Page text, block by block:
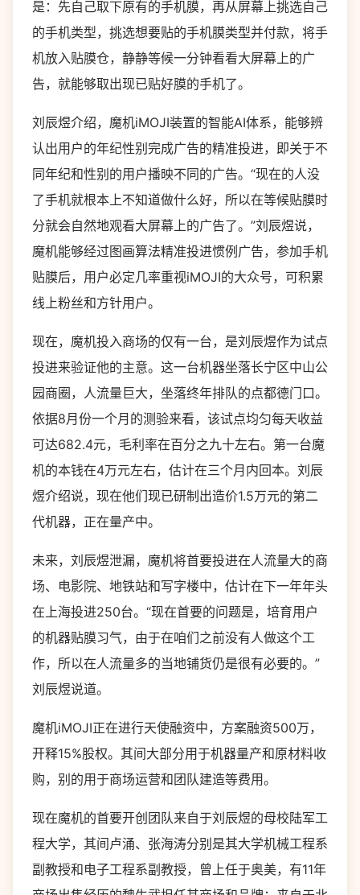
是：先自己取下原有的手机膜，再从屏幕上挑选自己
的手机类型，挑选想要贴的手机膜类型并付款，将手
机放入贴膜仓，静静等候一分钟看看大屏幕上的广
告，就能够取出现已贴好膜的手机了。
刘辰煜介绍，魔机iMOJI装置的智能AI体系，能够辨
认出用户的年纪性别完成广告的精准投进，即关于不
同年纪和性别的用户播映不同的广告。“现在的人没
了手机就根本上不知道做什么好，所以在等候贴膜时
分就会自然地观看大屏幕上的广告了。”刘辰煜说，
魔机能够经过图画算法精准投进惯例广告，参加手机
贴膜后，用户必定几率重视iMOJI的大众号，可积累
线上粉丝和方针用户。
现在，魔机投入商场的仅有一台，是刘辰煜作为试点
投进来验证他的主意。这一台机器坐落长宁区中山公
园商圈，人流量巨大，坐落终年排队的点都德门口。
依据8月份一个月的测验来看，该试点均匀每天收益
可达682.4元，毛利率在百分之九十左右。第一台魔
机的本钱在4万元左右，估计在三个月内回本。刘辰
煜介绍说，现在他们现已研制出造价1.5万元的第二
代机器，正在量产中。
未来，刘辰煜泄漏，魔机将首要投进在人流量大的商
场、电影院、地铁站和写字楼中，估计在下一年年头
在上海投进250台。“现在首要的问题是，培育用户
的机器贴膜习气，由于在咱们之前没有人做这个工
作，所以在人流量多的当地铺货仍是很有必要的。”
刘辰煜说道。
魔机iMOJI正在进行天使融资中，方案融资500万，
开释15%股权。其间大部分用于机器量产和原材料收
购，别的用于商场运营和团队建造等费用。
现在魔机的首要开创团队来自于刘辰煜的母校陆军工
程大学，其间卢涌、张海涛分别是其大学机械工程系
副教授和电子工程系副教授，曾上任于奥美，有11年